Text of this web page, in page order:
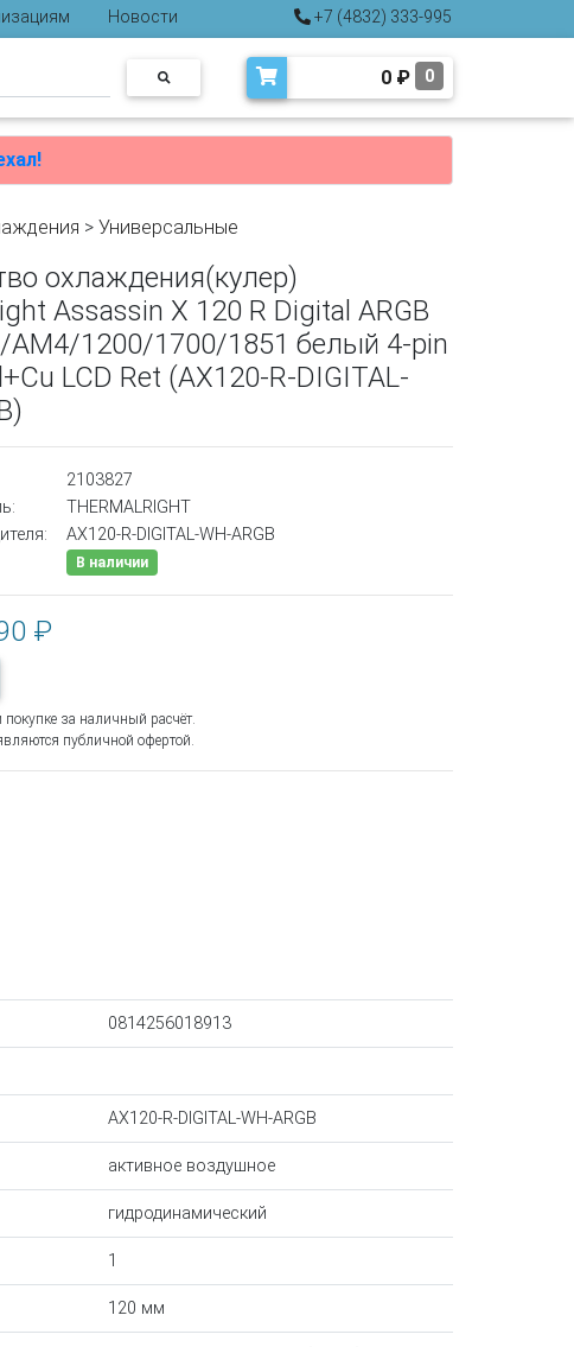
Новости
+7 (4832) 333-995
0 ₽ 0
> Универсальные
охлаждения(кулер)
Assassin X 120 R Digital ARGB
AM4/1200/1700/1851 белый 4-pin
LCD Ret (AX120-R-DIGITAL-
2103827
THERMALRIGHT
AX120-R-DIGITAL-WH-ARGB
В наличии
₽
покупке за наличный расчёт.
публичной офертой.
0814256018913
AX120-R-DIGITAL-WH-ARGB
активное воздушное
гидродинамический
1
120 мм